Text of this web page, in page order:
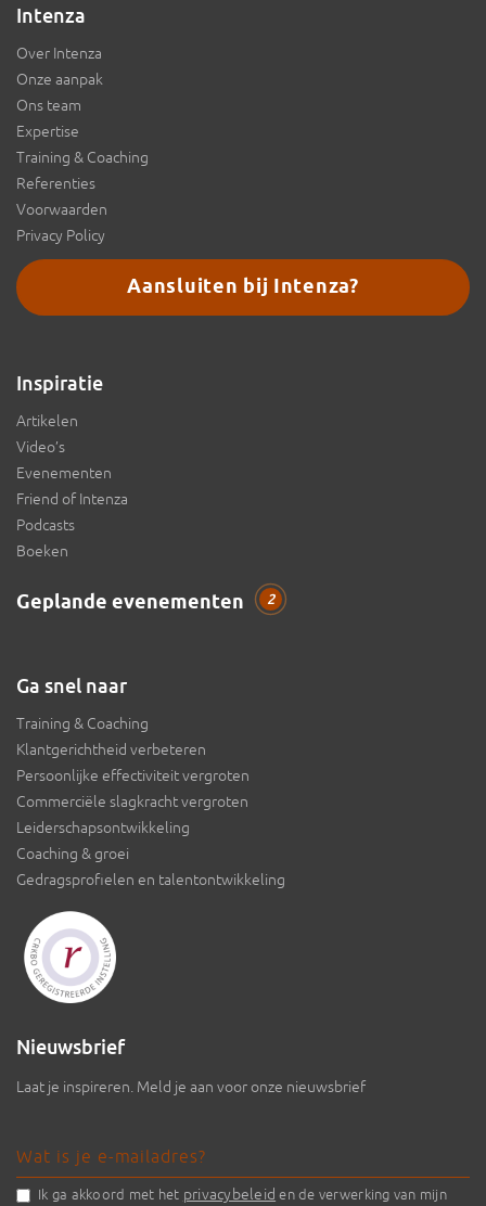
Intenza
Over Intenza
Onze aanpak
Ons team
Expertise
Training & Coaching
Referenties
Voorwaarden
Privacy Policy
Aansluiten bij Intenza?
Inspiratie
Artikelen
Video’s
Evenementen
Friend of Intenza
Podcasts
Boeken
Geplande evenementen 2
Ga snel naar
Training & Coaching
Klantgerichtheid verbeteren
Persoonlijke effectiviteit vergroten
Commerciële slagkracht vergroten
Leiderschapsontwikkeling
Coaching & groei
Gedragsprofielen en talentontwikkeling
Nieuwsbrief
Laat je inspireren. Meld je aan voor onze nieuwsbrief
Ik ga akkoord met het privacybeleid en de verwerking van mijn